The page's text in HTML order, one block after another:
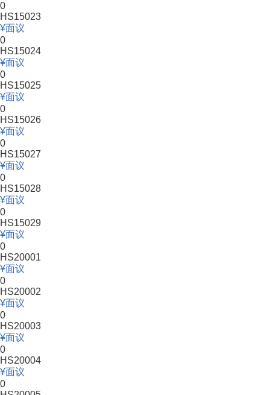
0
HS15023
面议
0
HS15024
面议
0
HS15025
面议
0
HS15026
面议
0
HS15027
面议
0
HS15028
面议
0
HS15029
面议
0
HS20001
面议
0
HS20002
面议
0
HS20003
面议
0
HS20004
面议
0